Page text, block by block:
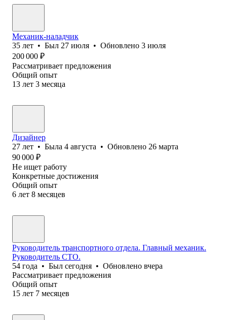
Механик-наладчик
35 лет • Был 27 июля • Обновлено 3 июля
200 000 ₽
Рассматривает предложения
Общий опыт
13 лет 3 месяца
Дизайнер
27 лет • Была 4 августа • Обновлено 26 марта
90 000 ₽
Не ищет работу
Конкретные достижения
Общий опыт
6 лет 8 месяцев
Руководитель транспортного отдела. Главный механик.
Руководитель СТО.
54 года • Был сегодня • Обновлено вчера
Рассматривает предложения
Общий опыт
15 лет 7 месяцев